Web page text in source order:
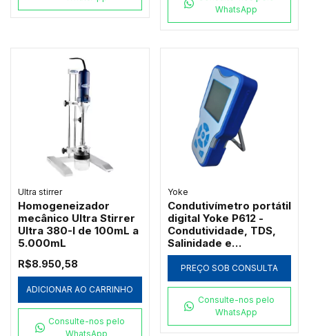
WhatsApp
Ultra stirrer
Homogeneizador
mecânico Ultra Stirrer
Ultra 380-I de 100mL a
5.000mL
R$8.950,58
ADICIONAR AO CARRINHO
Consulte-nos pelo
WhatsApp
Yoke
Condutivímetro portátil
digital Yoke P612 -
Condutividade, TDS,
Salinidade e
Resistividade
PREÇO SOB CONSULTA
Consulte-nos pelo
WhatsApp